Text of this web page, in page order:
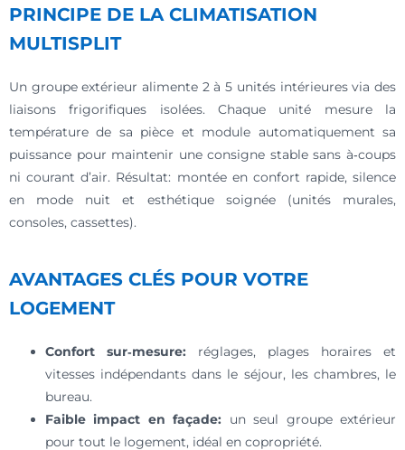
PRINCIPE DE LA CLIMATISATION
MULTISPLIT
Un groupe extérieur alimente 2 à 5 unités intérieures via des
liaisons frigorifiques isolées. Chaque unité mesure la
température de sa pièce et module automatiquement sa
puissance pour maintenir une consigne stable sans à‑coups
ni courant d’air. Résultat: montée en confort rapide, silence
en mode nuit et esthétique soignée (unités murales,
consoles, cassettes).
AVANTAGES CLÉS POUR VOTRE
LOGEMENT
Confort sur‑mesure: réglages, plages horaires et
vitesses indépendants dans le séjour, les chambres, le
bureau.
Faible impact en façade: un seul groupe extérieur
pour tout le logement, idéal en copropriété.